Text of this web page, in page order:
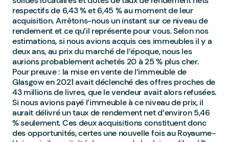
respectifs de 6,43 % et 6,45 % au moment de leur
acquisition. Arrêtons-nous un instant sur ce niveau de
rendement et ce qu’il représente pour vous. Selon nos
estimations, si nous avions acquis ces immeubles il y a
deux ans, au prix du marché de l’époque, nous les
aurions probablement achetés 20 à 25 % plus cher.
Pour preuve : la mise en vente de l’immeuble de
Glasgow en 2021 avait déclenché des offres proches de
43 millions de livres, que le vendeur avait alors refusées.
Si nous avions payé l’immeuble à ce niveau de prix, il
aurait délivré un taux de rendement net d’environ 5,46
% seulement. Ces deux acquisitions constituent donc
des opportunités, certes une nouvelle fois au Royaume-